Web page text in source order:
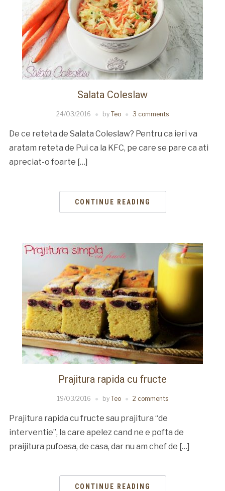
Salata Coleslaw
24/03/2016 by Teo 3 comments
De ce reteta de Salata Coleslaw? Pentru ca ieri va
aratam reteta de Pui ca la KFC, pe care se pare ca ati
apreciat-o foarte […]
CONTINUE READING
Prajitura rapida cu fructe
19/03/2016 by Teo 2 comments
Prajitura rapida cu fructe sau prajitura “de
interventie”, la care apelez cand ne e pofta de
praijitura pufoasa, de casa, dar nu am chef de […]
CONTINUE READING